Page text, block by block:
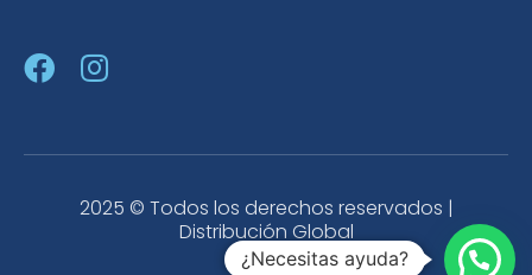
2025 © Todos los derechos reservados |
Distribución Global
¿Necesitas ayuda?